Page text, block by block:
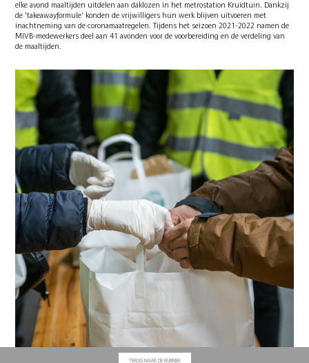
elke avond maaltijden uitdelen aan daklozen in het metrostation Kruidtuin. Dankzij
de 'takeawayformule' konden de vrijwilligers hun werk blijven uitvoeren met
inachtneming van de coronamaatregelen. Tijdens het seizoen 2021-2022 namen de
MIVB-medewerkers deel aan 41 avonden voor de voorbereiding en de verdeling van
de maaltijden.
TERUG NAAR DE RUBRIEK